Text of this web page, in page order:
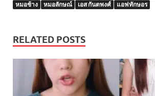
หมอช้าง
หมอลักษณ์ เอส กันตพงศ์ แอฟทักษอร
RELATED POSTS